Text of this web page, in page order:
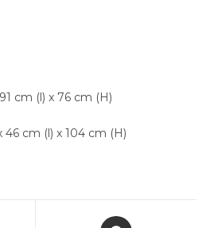
cm (l) x 76 cm (H)
46 cm (l) x 104 cm (H)